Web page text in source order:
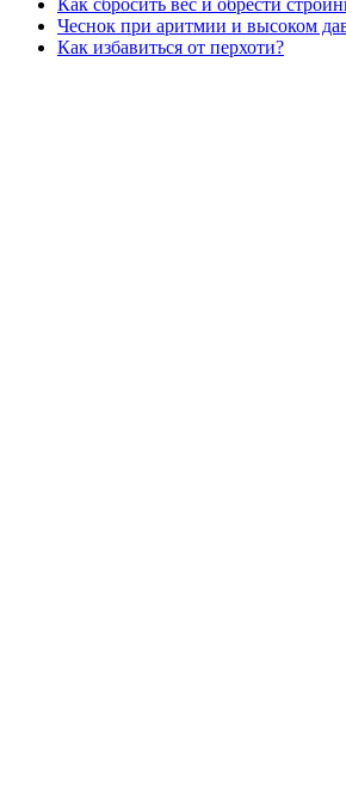
Как сбросить вес и обрести
Чеснок при аритмии и высоком
Как избавиться от перхоти?